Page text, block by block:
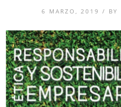
6 MARZO, 2019 / BY